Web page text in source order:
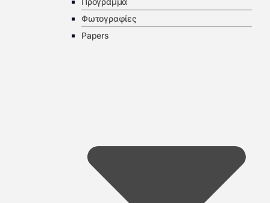
Φωτογραφίες
Papers